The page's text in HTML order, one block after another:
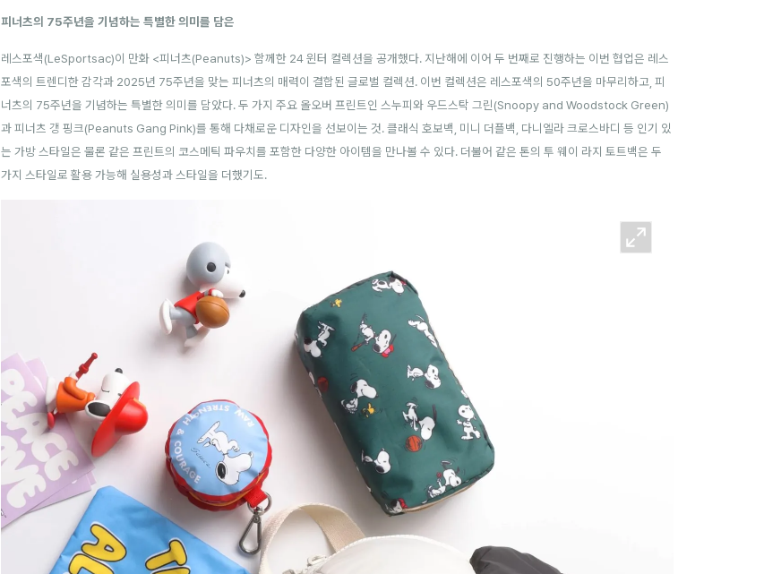
피너츠의 75주년을 기념하는 특별한 의미를 담은
레스포색(LeSportsac)이 만화 <피너츠(Peanuts)> 함께한 24 윈터 컬렉션을 공개했다. 지난해에 이어 두 번째로 진행하는 이번 협업은 레스
포색의 트렌디한 감각과 2025년 75주년을 맞는 피너츠의 매력이 결합된 글로벌 컬렉션. 이번 컬렉션은 레스포색의 50주년을 마무리하고, 피
너츠의 75주년을 기념하는 특별한 의미를 담았다. 두 가지 주요 올오버 프린트인 스누피와 우드스탁 그린(Snoopy and Woodstock Green)
과 피너츠 갱 핑크(Peanuts Gang Pink)를 통해 다채로운 디자인을 선보이는 것. 클래식 호보백, 미니 더플백, 다니엘라 크로스바디 등 인기 있
는 가방 스타일은 물론 같은 프린트의 코스메틱 파우치를 포함한 다양한 아이템을 만나볼 수 있다. 더불어 같은 톤의 투 웨이 라지 토트백은 두
가지 스타일로 활용 가능해 실용성과 스타일을 더했기도.